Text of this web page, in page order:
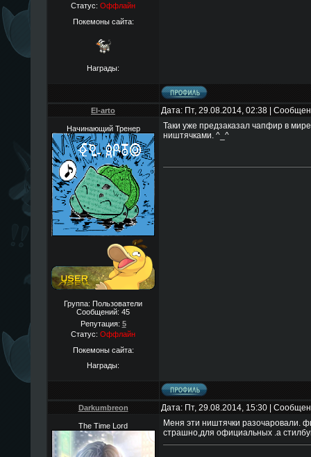
Статус: Оффлайн
Покемоны сайта:
Награды:
El-arto Дата: Пт, 29.08.2014, 02:38 |
Начинающий Тренер
Группа: Пользователи
Сообщений: 45
Репутация: 5
Статус: Оффлайн
Покемоны сайта:
Награды:
Таки уже предзаказал чапфир в
ништячками. ^_^
Darkumbreon Дата: Пт, 29.08.2014, 15:30 |
The Time Lord
Меня эти ништячки разочаровали.
страшно,для официальных .а